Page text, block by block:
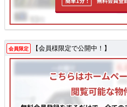
会員限定 【会員様限定で公開中！】